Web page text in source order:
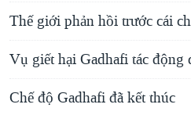
Thế giới phản hồi trước cái
Vụ giết hại Gadhafi tác động
Chế độ Gadhafi đã kết thúc